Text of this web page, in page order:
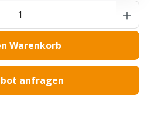
den gewünschten
Warenkorb
anfragen